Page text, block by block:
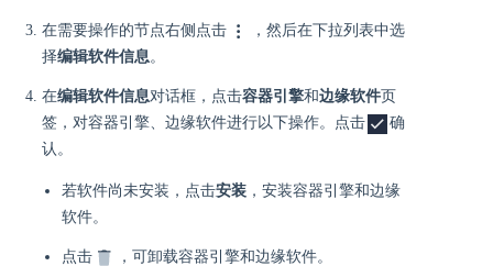
在需要操作的节点右侧点击
，然后在下拉列表中选
择编辑软件信息。
在编辑软件信息对话框，点击容器引擎和边缘软件页
签，对容器引擎、边缘软件进行以下操作。点击
确
认。
若软件尚未安装，点击安装 ，安装容器引擎和边缘
软件。
点击 ，可卸载容器引擎和边缘软件。